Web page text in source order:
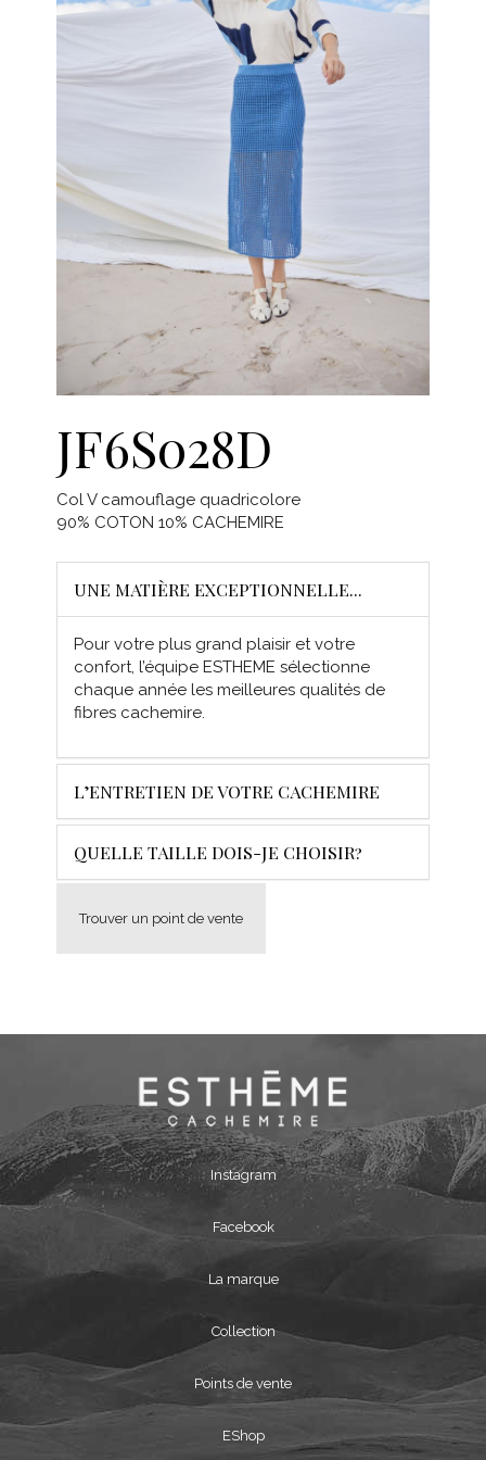
JF6S028D
Col V camouflage quadricolore
90% COTON 10% CACHEMIRE
UNE MATIÈRE EXCEPTIONNELLE...
Pour votre plus grand plaisir et votre
confort, l’équipe ESTHEME sélectionne
chaque année les meilleures qualités de
fibres cachemire.
L’ENTRETIEN DE VOTRE CACHEMIRE
QUELLE TAILLE DOIS-JE CHOISIR?
Trouver un point de vente
Instagram
Facebook
La marque
Collection
Points de vente
EShop